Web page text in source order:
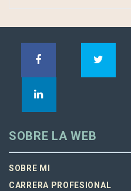
SOBRE LA WEB
SOBRE MI
CARRERA PROFESIONAL